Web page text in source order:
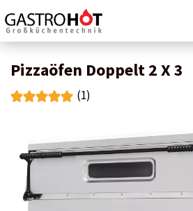
Pizzaöfen Doppelt 2 X 3
(1)